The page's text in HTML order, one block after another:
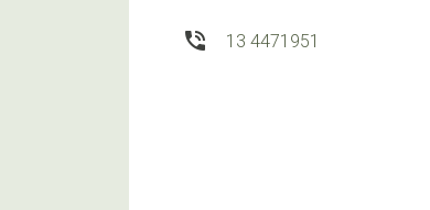
phone_in_talk 13 4471951